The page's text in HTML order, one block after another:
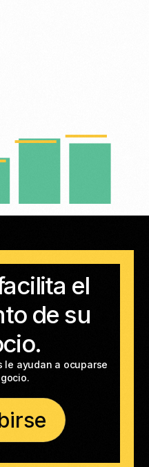
el
de su
le ayudan a ocuparse